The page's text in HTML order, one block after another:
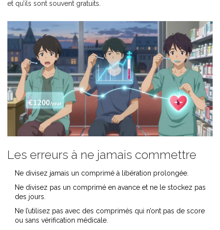
et qu’ils sont souvent gratuits.
Les erreurs à ne jamais commettre
Ne divisez jamais un comprimé à libération prolongée.
Ne divisez pas un comprimé en avance et ne le stockez pas
des jours.
Ne l’utilisez pas avec des comprimés qui n’ont pas de score
ou sans vérification médicale.